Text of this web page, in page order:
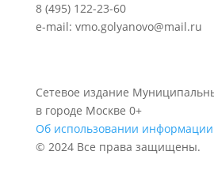
8 (495) 122-23-60
e-mail: vmo.golyanovo@mail.ru
Сетевое издание
в городе Москве 0+
Об использовании информации
© 2024 Все права защищены.